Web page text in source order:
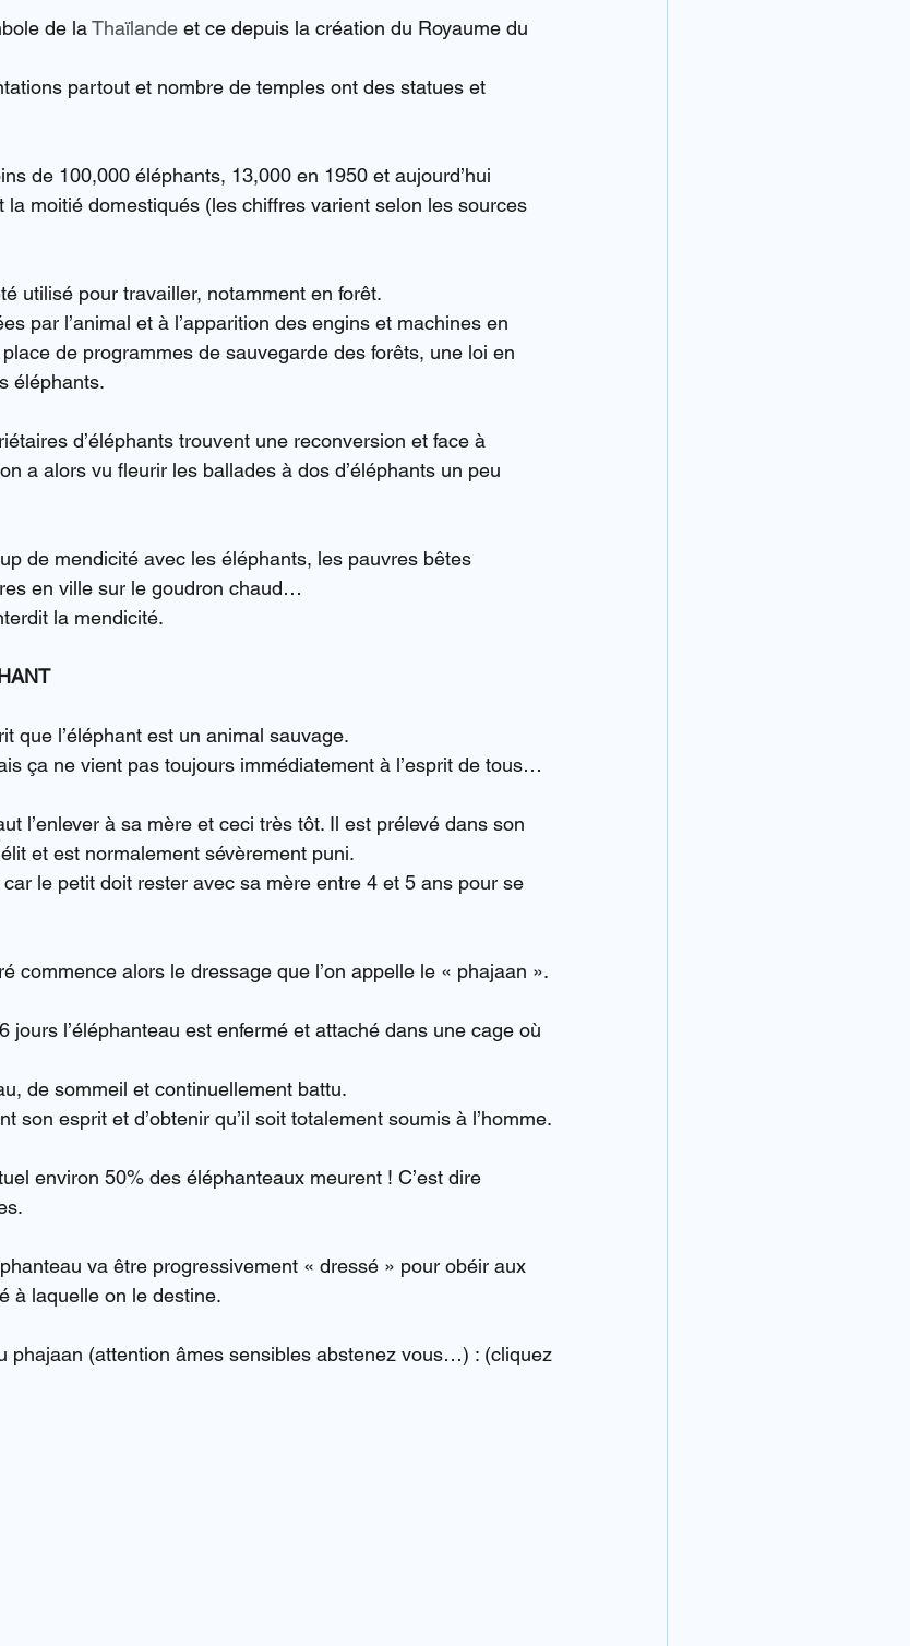
de la Thaïlande et ce depuis la création du Royaume du
partout et nombre de temples ont des statues et
de 100,000 éléphants, 13,000 en 1950 et aujourd’hui
moitié domestiqués (les chiffres varient selon les sources
utilisé pour travailler, notamment en forêt.
par l’animal et à l’apparition des engins et machines en
de programmes de sauvegarde des forêts, une loi en
éléphants.
d’éléphants trouvent une reconversion et face à
a alors vu fleurir les ballades à dos d’éléphants un peu
de mendicité avec les éléphants, les pauvres bêtes
en ville sur le goudron chaud…
la mendicité.
que l’éléphant est un animal sauvage.
ça ne vient pas toujours immédiatement à l’esprit de tous…
l’enlever à sa mère et ceci très tôt. Il est prélevé dans son
et est normalement sévèrement puni.
le petit doit rester avec sa mère entre 4 et 5 ans pour se
commence alors le dressage que l’on appelle le « phajaan ».
jours l’éléphanteau est enfermé et attaché dans une cage où
de sommeil et continuellement battu.
son esprit et d’obtenir qu’il soit totalement soumis à l’homme.
environ 50% des éléphanteaux meurent ! C’est dire
va être progressivement « dressé » pour obéir aux
à laquelle on le destine.
phajaan (attention âmes sensibles abstenez vous…) : (cliquez